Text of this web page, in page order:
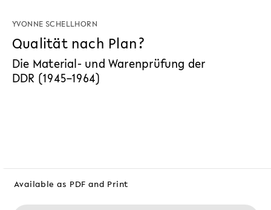
YVONNE SCHELLHORN
Qualität nach Plan?
Die Material- und Warenprüfung der
DDR (1945–1964)
Available as PDF and Print